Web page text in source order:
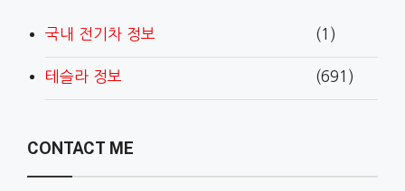
국내 전기차 정보 (1)
테슬라 정보 (691)
CONTACT ME